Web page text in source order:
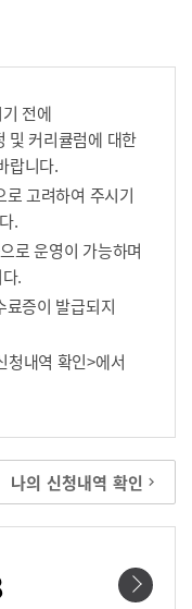
전에
및 커리큘럼에 대한
랍니다.
고려하여 주시기
.
로 운영이 가능하며
.
료증이 발급되지
청내역 확인>에서
나의 신청내역 확인